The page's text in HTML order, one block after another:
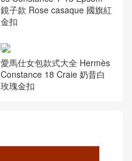
鏡子款 Rose casaque 國旗紅
金扣
愛馬仕女包款式大全 Hermès
Constance 18 Craie 奶昔白
玫瑰金扣